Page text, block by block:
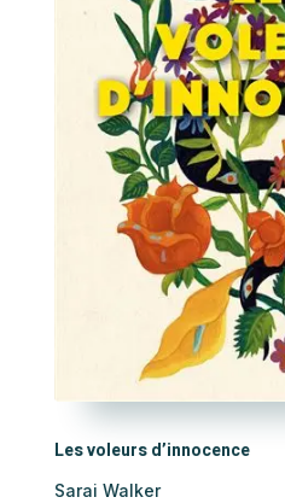
Les voleurs d’innocence
Sarai Walker